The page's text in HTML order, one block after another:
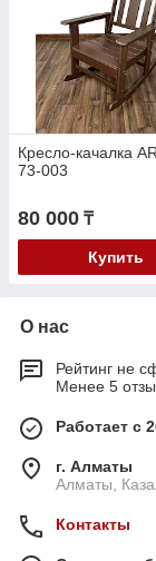
Кресло-качалка
73-003
80 000 ₸
Купить
О нас
Рейтинг не
Менее 5
Работает с
г. Алматы
Алматы,
Контакты